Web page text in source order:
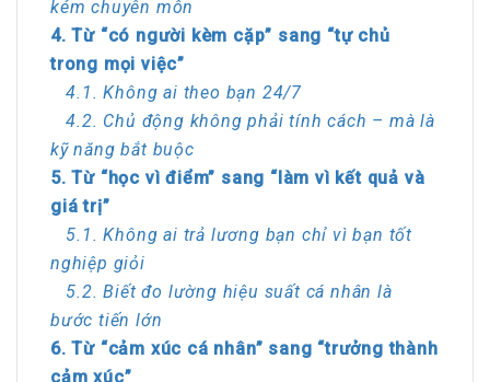
kém chuyên môn
4. Từ “có người kèm cặp” sang “tự chủ
trong mọi việc”
4.1. Không ai theo bạn 24/7
4.2. Chủ động không phải tính cách – mà là
kỹ năng bắt buộc
5. Từ “học vì điểm” sang “làm vì kết quả và
giá trị”
5.1. Không ai trả lương bạn chỉ vì bạn tốt
nghiệp giỏi
5.2. Biết đo lường hiệu suất cá nhân là
bước tiến lớn
6. Từ “cảm xúc cá nhân” sang “trưởng thành
cảm xúc”